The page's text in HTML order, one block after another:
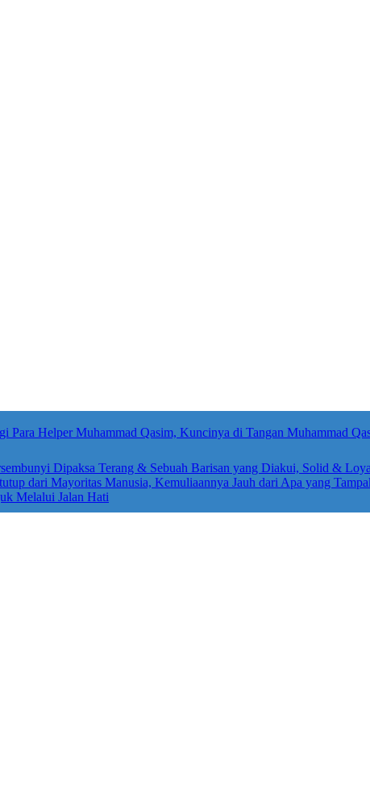
Dipaksa Terang & Sebuah Barisan yang Diakui, Solid &
dari Mayoritas Manusia, Kemuliaannya Jauh dari Apa yang
Melalui Jalan Hati